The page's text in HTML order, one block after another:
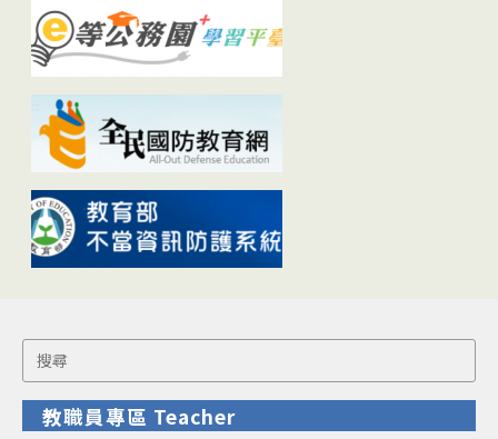
Search
for:
教職員專區 Teacher